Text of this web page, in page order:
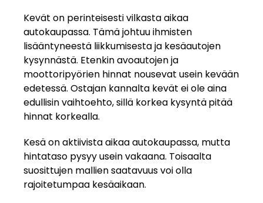
Kevät on perinteisesti vilkasta aikaa
autokaupassa. Tämä johtuu ihmisten
lisääntyneestä liikkumisesta ja kesäautojen
kysynnästä. Etenkin avoautojen ja
moottoripyörien hinnat nousevat usein kevään
edetessä. Ostajan kannalta kevät ei ole aina
edullisin vaihtoehto, sillä korkea kysyntäpitää
hinnat korkealla.
Kesä on aktiivista aikaa autokaupassa, mutta
hintataso pysyy usein vakaana. Toisaalta
suosittujen mallien saatavuus voi olla
rajoitetumpaa kesäaikaan.